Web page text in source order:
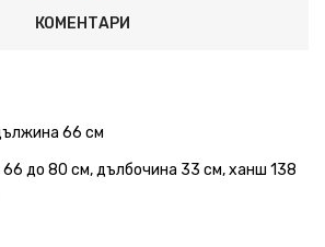
КОМЕНТАРИ
66 см
до 80 см, дълбочина 33 см, ханш 138